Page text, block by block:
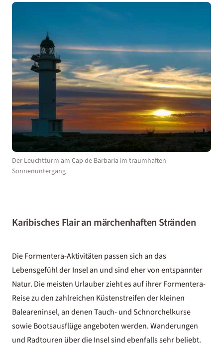
Der Leuchtturm am Cap de Barbaria im traumhaften
Sonnenuntergang
Karibisches Flair an märchenhaften Stränden
Die Formentera-Aktivitäten passen sich an das
Lebensgefühl der Insel an und sind eher von entspannter
Natur. Die meisten Urlauber zieht es auf ihrer Formentera-
Reise zu den zahlreichen Küstenstreifen der kleinen
Baleareninsel, an denen Tauch- und Schnorchelkurse
sowie Bootsausflüge angeboten werden. Wanderungen
und Radtouren über die Insel sind ebenfalls sehr beliebt.